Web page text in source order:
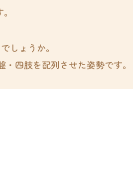
しょうか。
四肢を配列させた姿勢です。